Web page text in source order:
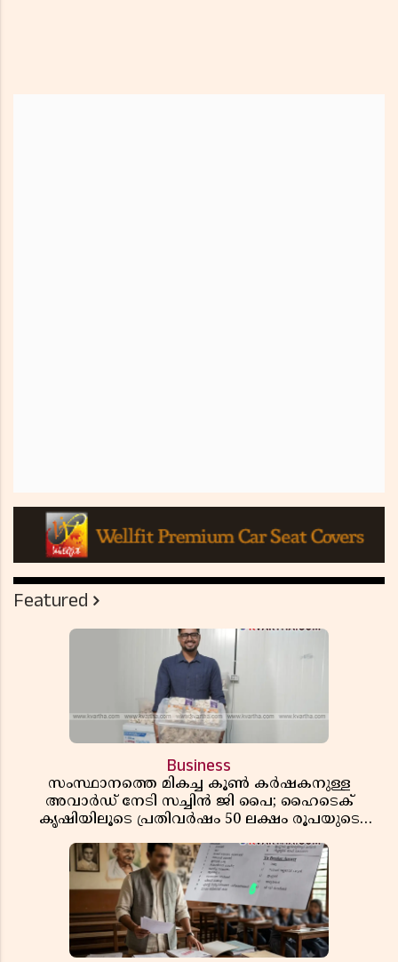
Featured
Business
സംസ്ഥാനത്തെ മികച്ച കൂൺ കർഷകനുള്ള
അവാർഡ് നേടി സച്ചിൻ ജി പൈ; ഹൈടെക്
കൃഷിയിലൂടെ പ്രതിവർഷം 50 ലക്ഷം രൂപയുടെ